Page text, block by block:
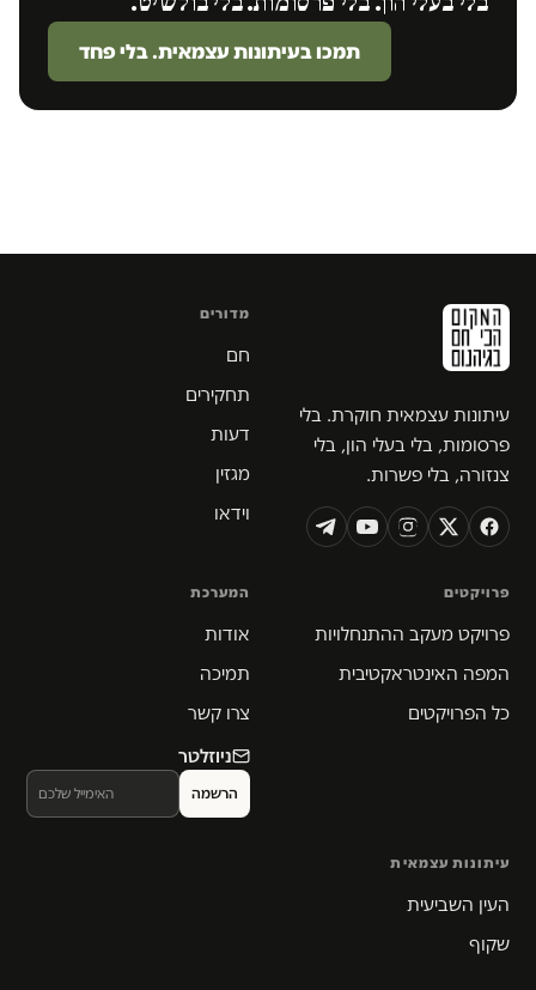
תמכו בעיתונות עצמאית. בלי פחד
עיתונות עצמאית חוקרת. בלי
פרסומות, בלי בעלי הון, בלי
צנזורה, בלי פשרות.
מדורים
חם
תחקירים
דעות
מגזין
וידאו
פרויקטים
פרויקט מעקב ההתנחלויות
המפה האינטראקטיבית
כל הפרויקטים
המערכת
אודות
תמיכה
צרו קשר
ניוזלטר
עיתונות עצמאית
העין השביעית
שקוף